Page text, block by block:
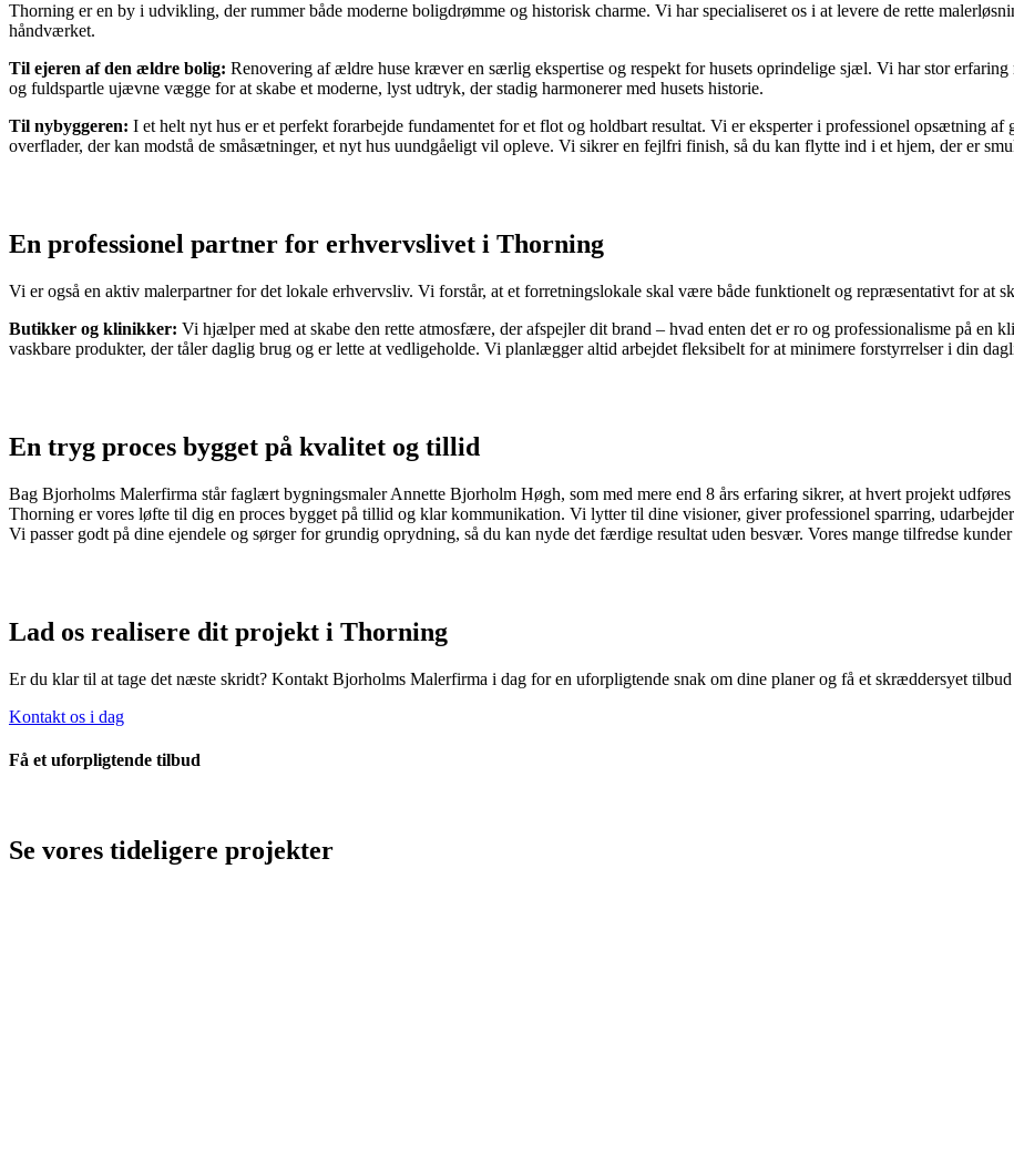
Thorning er en by i udvikling, der rummer både moderne boligdrømme og historisk charme. Vi har specialiseret os i at levere de rette
håndværket.
Til ejeren af den ældre bolig: Renovering af ældre huse kræver en særlig ekspertise og respekt for husets oprindelige sjæl. Vi har stor erfaring
og fuldspartle ujævne vægge for at skabe et moderne, lyst udtryk, der stadig harmonerer med husets historie.
Til nybyggeren: I et helt nyt hus er et perfekt forarbejde fundamentet for et flot og holdbart resultat. Vi er eksperter i professionel opsætning
overflader, der kan modstå de småsætninger, et nyt hus uundgåeligt vil opleve. Vi sikrer en fejlfri finish, så du kan flytte ind i et hjem, der er
En professionel partner for erhvervslivet i Thorning
Vi er også en aktiv malerpartner for det lokale erhvervsliv. Vi forstår, at et forretningslokale skal være både funktionelt og repræsentativt for at
Butikker og klinikker: Vi hjælper med at skabe den rette atmosfære, der afspejler dit brand – hvad enten det er ro og professionalisme på
vaskbare produkter, der tåler daglig brug og er lette at vedligeholde. Vi planlægger altid arbejdet fleksibelt for at minimere forstyrrelser i din
En tryg proces bygget på kvalitet og tillid
Bag Bjorholms Malerfirma står faglært bygningsmaler Annette Bjorholm Høgh, som med mere end 8 års erfaring sikrer, at hvert projekt
Thorning er vores løfte til dig en proces bygget på tillid og klar kommunikation. Vi lytter til dine visioner, giver professionel sparring,
Vi passer godt på dine ejendele og sørger for grundig oprydning, så du kan nyde det færdige resultat uden besvær. Vores mange tilfredse
Lad os realisere dit projekt i Thorning
Er du klar til at tage det næste skridt? Kontakt Bjorholms Malerfirma i dag for en uforpligtende snak om dine planer og få et skræddersyet
Kontakt os i dag
Få et uforpligtende tilbud
Se vores tideligere projekter